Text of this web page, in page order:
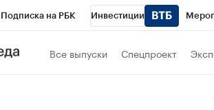
Подписка на РБК Инвестиции
Спорт Все выпуски Спецпроект